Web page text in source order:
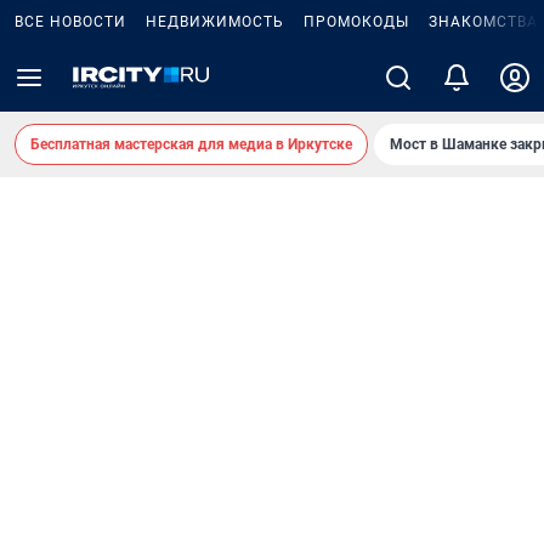
ВСЕ НОВОСТИ НЕДВИЖИМОСТЬ ПРОМОКОДЫ ЗНАКОМСТВА
Бесплатная мастерская для медиа в Иркутске Мост в Шаманке